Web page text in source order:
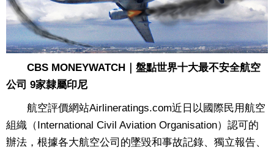
CBS MONEYWATCH｜盤點世界十大最不安全航空
公司 9家隸屬印尼
航空評價網站Airlineratings.com近日以國際民用航空
組織（International Civil Aviation Organisation）認可的
辦法，根據各大航空公司的墜毀和事故記錄、獨立報告、